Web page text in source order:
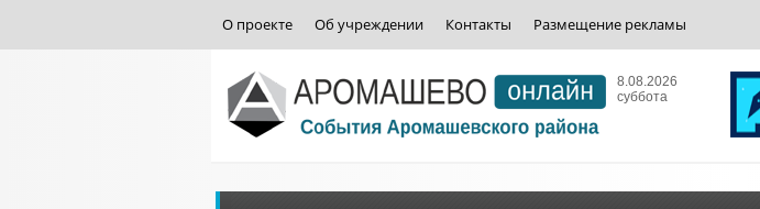
О проекте Об учреждении Контакты Размещение рекламы
8.08.2026
суббота